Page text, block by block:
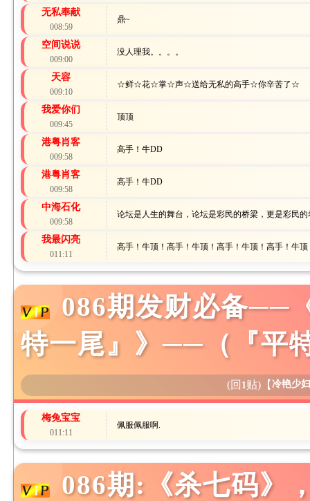
无私奉献
008:59
鼎~
空间说说
009:00
没人理我。。。。
天容
009:10
☆鲜☆花☆掌☆声☆送给无私的高手☆你辛苦了☆
我爱你们
009:45
顶顶
港粤肖客
009:58
高手！牛DD
港粤肖客
009:58
高手！牛DD
中海石化
009:58
论坛是人生的舞台，论坛是彩民的桥梁，更是彩民
我最闪亮
011:11
高手！牛顶！高手！牛顶！高手！牛顶！高手！牛顶
086期发财必备──
特一尾』》──（『平
(回 1贴) 【冷艳少
梅兔宝宝
011:11
佩服佩服啊.
086期:《杀七码》